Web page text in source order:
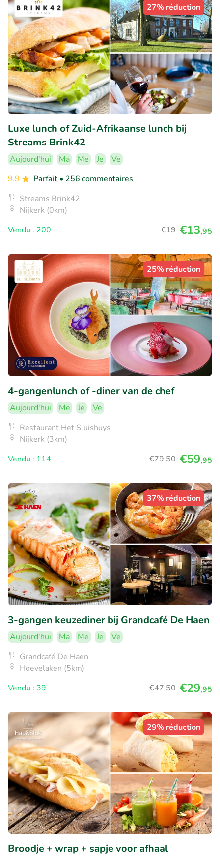
27% réduction
Luxe lunch of Zuid-Afrikaanse lunch bij
Streams Brink42
Aujourd'hui Ma Me Je
Ve
9.9
Parfait • 256 commentaires
Streams Brink42
Nijkerk (0km)
Vendu : 200
€19 €13,95
25% réduction
4-gangenlunch of -diner van de chef
Aujourd'hui Me Je
Ve
Restaurant Het Sluishuys
Nijkerk (3km)
Vendu : 114
€79,50 €59,95
37% réduction
3-gangen keuzediner bij Grandcafé De Haen
Aujourd'hui Ma Me Je
Ve
Grandcafé De Haen
Hoevelaken (5km)
Vendu : 39
€47,50 €29,95
29% réduction
Broodje + wrap + sapje voor afhaal